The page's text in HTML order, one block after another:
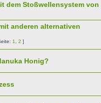
dem Stoßwellensystem von
anderen alternativen
1 2 ]
Honig?